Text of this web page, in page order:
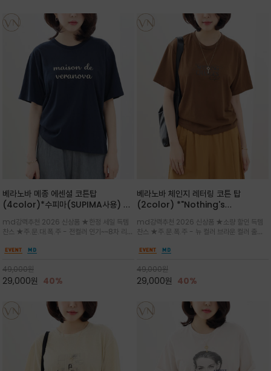
베라노바 메종 에센셜 코튼탑
(4color)*수피마(SUPIMA사용) 레
는 레터링 티셔츠
md강력추천 2026 신상품 ★한정 세일 득템
찬스 ★주.문.대.폭.주 - 전컬러 인기~~8차 리오
픽이나 컬러 조합을 통해 'Essential'한 무드를
좋은 컬러웨이와 디자인입니다^^
49,000원
29,000원 40%
베라노바 체인지 레터링 코튼 탑
(2color) *"Nothing's
도 일어나지않는것/감각적인 레터링 프
린팅이 돋보이는 베라노바 티셔츠
md강력추천 2026 신상품 ★소량 할인 득템
찬스 ★주.문.폭.주 - 뉴 컬러 브라운 컬러 출시~
무드를 만들고 기본 베이스의 컬러감이라 출근시
럽고 유연한 코튼 소재로 편안
49,000원
29,000원 40%